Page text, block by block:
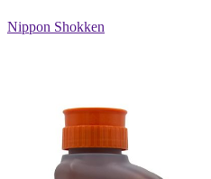
Nippon Shokken